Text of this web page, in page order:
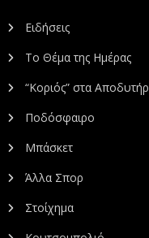
Ειδήσεις
Το Θέμα της Ημέρας
“Κοριός” στα
Ποδόσφαιρο
Μπάσκετ
Άλλα Σπορ
Στοίχημα